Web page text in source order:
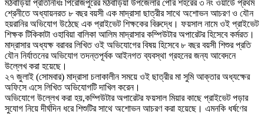
মঠবাড়িয়া প্রতিনিধিঃ পিরোজপুরের মঠবাড়িয়া উপজেলার পৌর শহরের ৩ নং ওয়ার্ডে প্রথম
শ্রেনীতে অধ্যায়নরত ৮ বছর বয়সী এক মাদ্রাসা ছাত্রীর সাথে অশোভন আচরণ ও যৌন
হয়রানির অভিযোগ উঠেছে এক প্রাইভেট শিক্ষকের বিরুদ্ধে। ফয়সাল নামে ওই প্রাইভেট
শিক্ষক টিকিকাটা ওহাবিয়া বালিকা আলিম মাদ্রাসার কম্পিউটার অপারেটর হিসেবে কর্মরত।
মাদ্রাসার অধ্যক্ষ বরাবর লিখিত ওই অভিযোগের বিষয় হিসেবে ৮ বছর বয়সী শিশুর প্রতি
যৌন নির্যাতনের অভিযোগ তদন্তপূর্বক আইনগত ব্যবস্থা গ্রহনের জন্য আবেদনে
উল্লেখ করা হয়েছে।
২৭ জুলাই (সোমবার) মাদ্রাসা চলাকালীন সময়ে ওই ছাত্রীর মা সুমি আক্তার অধ্যক্ষের
অফিসে এসে লিখিত অভিযোগটি দাখিল করেন।
অভিযোগে উল্লেখ করা হয়,কম্পিউটার অপারেটর ফয়সাল মিয়ার কাছে প্রাইভেট পড়ার
সুযোগ নিয়ে দীর্ঘদিন ধরে শিশুটির সাথে অশোভন আচরণ করা হয়েছে। এমনকি ধর্ষণের